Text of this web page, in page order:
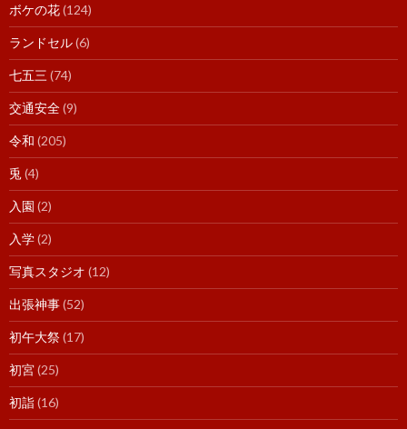
ボケの花(124)
ランドセル(6)
七五三 (74)
交通安全(9)
令和 (205)
兎 (4)
入園 (2)
入学(2)
写真スタジオ (12)
出張神事(52)
初午大祭(17)
初宮(25)
初詣(16)